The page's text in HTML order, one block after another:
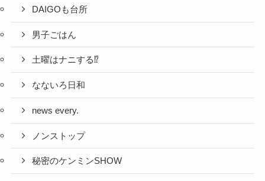
DAIGOも台所
男子ごはん
土曜はナニする⁉
なないろ日和
news every.
ノンストップ
秘密のケンミンSHOW